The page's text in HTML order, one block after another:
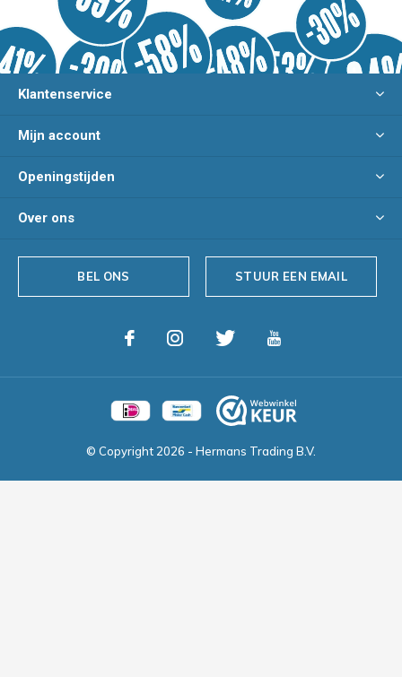
Klantenservice
Mijn account
Openingstijden
Over ons
BEL ONS STUUR EEN EMAIL
© Copyright 2026 - Hermans Trading B.V.